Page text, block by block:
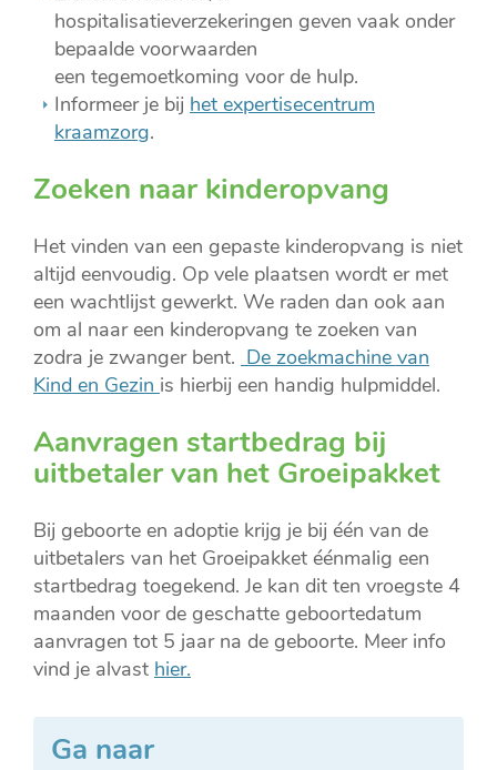
hospitalisatieverzekeringen geven vaak onder
bepaalde voorwaarden
een tegemoetkoming voor de hulp.
Informeer je bij het expertisecentrum
kraamzorg.
Zoeken naar kinderopvang
Het vinden van een gepaste kinderopvang is niet
altijd eenvoudig. Op vele plaatsen wordt er met
een wachtlijst gewerkt. We raden dan ook aan
om al naar een kinderopvang te zoeken van
zodra je zwanger bent. De zoekmachine van
Kind en Gezin is hierbij een handig hulpmiddel.
Aanvragen startbedrag bij
uitbetaler van het Groeipakket
Bij geboorte en adoptie krijg je bij één van de
uitbetalers van het Groeipakket éénmalig een
startbedrag toegekend. Je kan dit ten vroegste 4
maanden voor de geschatte geboortedatum
aanvragen tot 5 jaar na de geboorte. Meer info
vind je alvast hier.
Ga naar